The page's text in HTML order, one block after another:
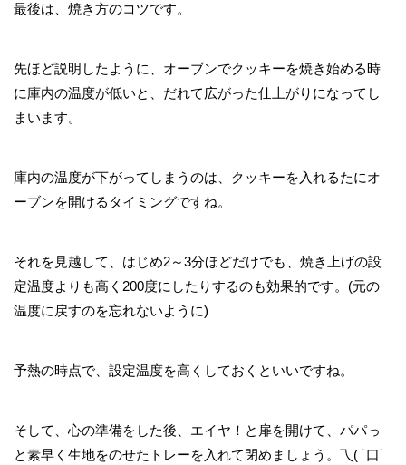
最後は、焼き方のコツです。
先ほど説明したように、オーブンでクッキーを焼き始める時
に庫内の温度が低いと、だれて広がった仕上がりになってし
まいます。
庫内の温度が下がってしまうのは、クッキーを入れるたにオ
ーブンを開けるタイミングですね。
それを見越して、はじめ2～3分ほどだけでも、焼き上げの設
定温度よりも高く200度にしたりするのも効果的です。(元の
温度に戻すのを忘れないように)
予熱の時点で、設定温度を高くしておくといいですね。
そして、心の準備をした後、エイヤ！と扉を開けて、パパっ
と素早く生地をのせたトレーを入れて閉めましょう。乁( ˙口˙